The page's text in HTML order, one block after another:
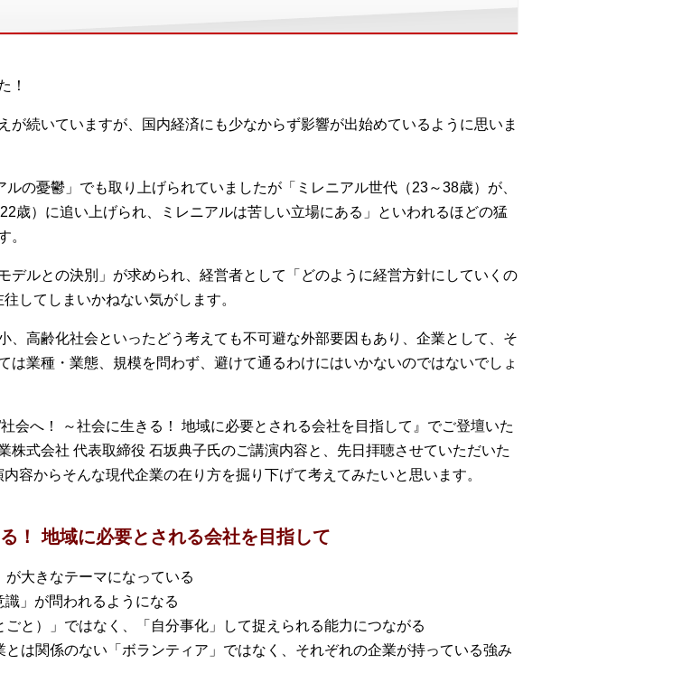
！
続いていますが、国内経済にも少なからず影響が出始めているように思いま
の憂鬱」でも取り上げられていましたが「ミレニアル世代（23～38歳）が、
歳）に追い上げられ、ミレニアルは苦しい立場にある」といわれるほどの猛
。
デルとの決別」が求められ、経営者として「どのように経営方針にしていくの
してしまいかねない気がします。
、高齢化社会といったどう考えても不可避な外部要因もあり、企業として、そ
業種・業態、規模を問わず、避けて通るわけにはいかないのではないでしょ
会へ！ ～社会に生きる！ 地域に必要とされる会社を目指して』でご登壇いた
株式会社 代表取締役 石坂典子氏のご講演内容と、先日拝聴させていただいた
容からそんな現代企業の在り方を掘り下げて考えてみたいと思います。
！ 地域に必要とされる会社を目指して
大きなテーマになっている
」が問われるようになる
と）」ではなく、「自分事化」して捉えられる能力につながる
は関係のない「ボランティア」ではなく、それぞれの企業が持っている強み